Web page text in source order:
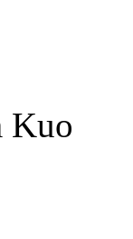
Kuo